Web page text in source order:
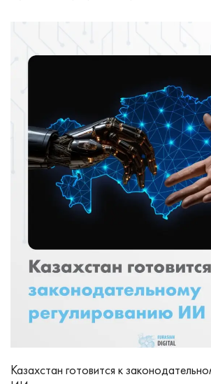
Казахстан готовится к